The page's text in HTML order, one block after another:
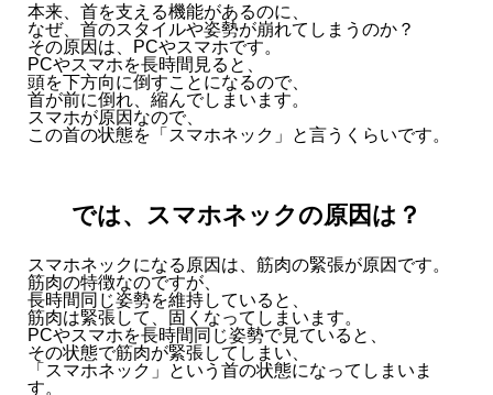
本来、首を支える機能があるのに、
なぜ、首のスタイルや姿勢が崩れてしまうのか？
その原因は、PCやスマホです。
PCやスマホを長時間見ると、
頭を下方向に倒すことになるので、
首が前に倒れ、縮んでしまいます。
スマホが原因なので、
この首の状態を「スマホネック」と言うくらいです。
では、スマホネックの原因は？
スマホネックになる原因は、筋肉の緊張が原因です。
筋肉の特徴なのですが、
長時間同じ姿勢を維持していると、
筋肉は緊張して、固くなってしまいます。
PCやスマホを長時間同じ姿勢で見ていると、
その状態で筋肉が緊張してしまい、
「スマホネック」という首の状態になってしまいま
す。